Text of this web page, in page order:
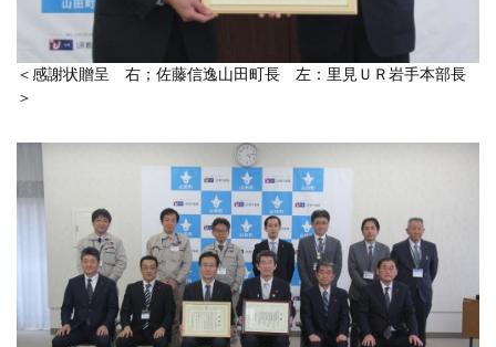
＜感謝状贈呈 右；佐藤信逸山田町長 左：里見ＵＲ岩手本部長
＞